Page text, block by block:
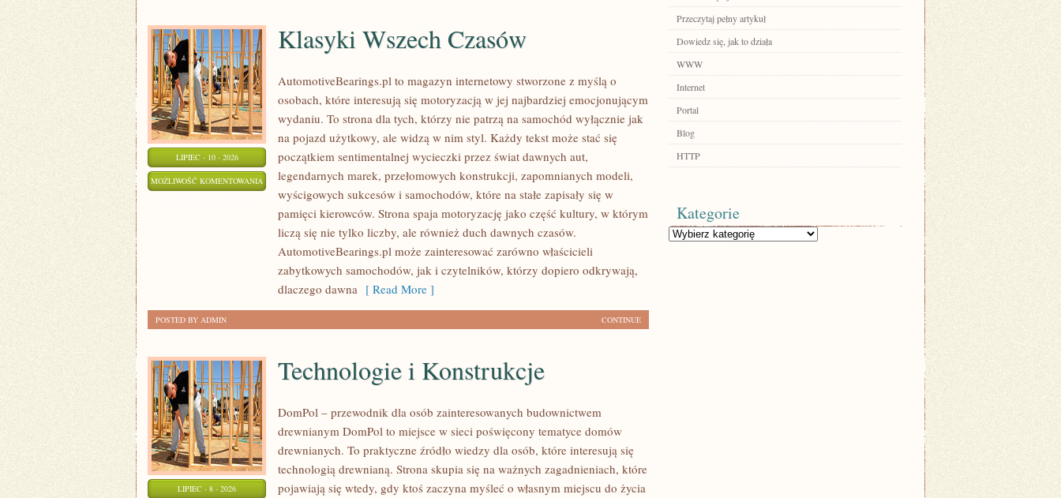
LIPIEC - 10 - 2026
MOŻLIWOŚĆ KOMENTOWANIA KLASYKI
WSZECH
CZASÓW
Klasyki Wszech Czasów
AutomotiveBearings.pl to magazyn internetowy stworzone z myślą o
osobach, które interesują się motoryzacją w jej najbardziej emocjonującym
wydaniu. To strona dla tych, którzy nie patrzą na samochód wyłącznie jak
na pojazd użytkowy, ale widzą w nim styl. Każdy tekst może stać się
początkiem sentimentalnej wycieczki przez świat dawnych aut,
legendarnych marek, przełomowych konstrukcji, zapomnianych modeli,
wyścigowych sukcesów i samochodów, które na stałe zapisały się w
pamięci kierowców. Strona spaja motoryzację jako część kultury, w którym
liczą się nie tylko liczby, ale również duch dawnych czasów.
AutomotiveBearings.pl może zainteresować zarówno właścicieli
zabytkowych samochodów, jak i czytelników, którzy dopiero odkrywają,
dlaczego dawna [ Read More ]
CONTINUE
POSTED BY ADMIN
LIPIEC - 8 - 2026
Technologie i Konstrukcje
DomPol – przewodnik dla osób zainteresowanych budownictwem
drewnianym DomPol to miejsce w sieci poświęcony tematyce domów
drewnianych. To praktyczne źródło wiedzy dla osób, które interesują się
technologią drewnianą. Strona skupia się na ważnych zagadnieniach, które
pojawiają się wtedy, gdy ktoś zaczyna myśleć o własnym miejscu do życia
Przeczytaj pełny artykuł
Dowiedz się, jak to działa
WWW
Internet
Portal
Blog
HTTP
Kategorie
Kategorie